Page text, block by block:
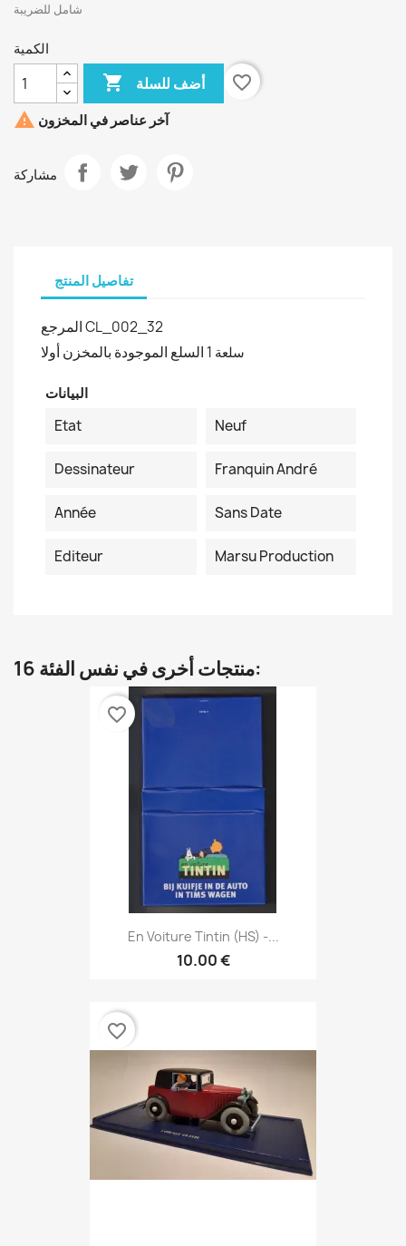
شامل للضريبة
الكمية
 أضف للسلة
favorite_border
 آخر عناصر في المخزون
مشاركة
تفاصيل المنتج
المرجعCL_002_32
السلع الموجودة بالمخزن أولا 1 سلعة
البيانات
Etat
Neuf
Dessinateur Franquin André
Année Sans Date
Editeur Marsu Production
16 منتجات أخرى في نفس الفئة:
En Voiture Tintin (HS) -...
10.00 €
favorite_border
favorite_border